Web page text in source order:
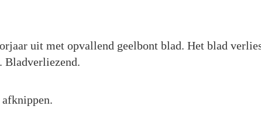
uit met opvallend geelbont blad. Het blad
Bladverliezend.